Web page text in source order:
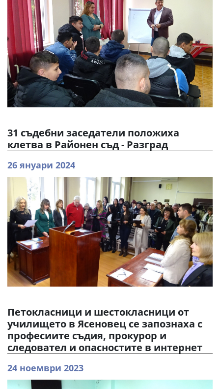
31 съдебни заседатели положиха
клетва в Районен съд - Разград
26 януари 2024
Петокласници и шестокласници от
училището в Ясеновец се запознаха с
професиите съдия, прокурор и
следовател и опасностите в интернет
24 ноември 2023